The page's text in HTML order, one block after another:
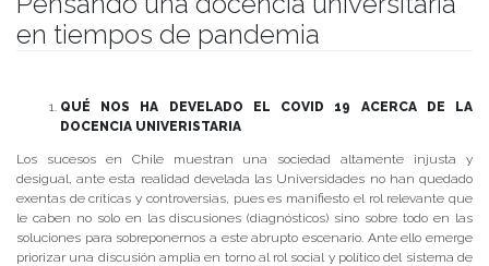
en tiempos de pandemia
QUÉ NOS HA DEVELADO EL COVID 19 ACERCA DE LA
DOCENCIA UNIVERISTARIA
Los sucesos en Chile muestran una sociedad altamente injusta y
desigual, ante esta realidad develada las Universidades no han quedado
exentas de críticas y controversias, pues es manifiesto el rol relevante que
le caben no solo en las discusiones (diagnósticos) sino sobre todo en las
soluciones para sobreponernos a este abrupto escenario. Ante ello emerge
priorizar una discusión amplia en torno al rol social y político del sistema de